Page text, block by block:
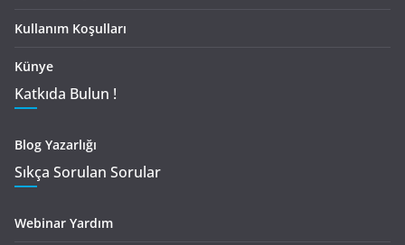
Kullanım Koşulları
Künye
Katkıda Bulun !
Blog Yazarlığı
Sıkça Sorulan Sorular
Webinar Yardım